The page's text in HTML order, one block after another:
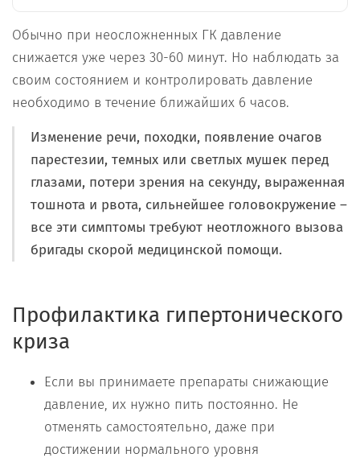
Обычно при неосложненных ГК давление
снижается уже через 30-60 минут. Но наблюдать за
своим состоянием и контролировать давление
необходимо в течение ближайших 6 часов.
Изменение речи, походки, появление очагов
парестезии, темных или светлых мушек перед
глазами, потери зрения на секунду, выраженная
тошнота и рвота, сильнейшее головокружение –
все эти симптомы требуют неотложного вызова
бригады скорой медицинской помощи.
Профилактика гипертонического
криза
Если вы принимаете препараты снижающие
давление, их нужно пить постоянно. Не
отменять самостоятельно, даже при
достижении нормального уровня